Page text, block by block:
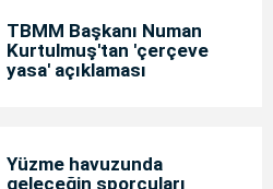
TBMM Başkanı Numan
Kurtulmuş'tan 'çerçeve
yasa' açıklaması
Yüzme havuzunda
geleceğin sporcuları